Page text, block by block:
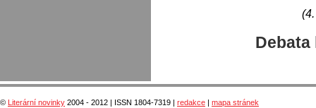
Debata
© Literární novinky 2004 - 2012 | ISSN 1804-7319 | redakce
mapa stránek